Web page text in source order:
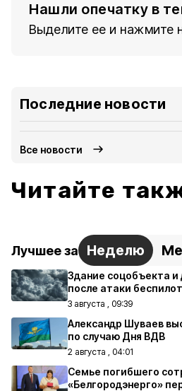
Нашли опечатку в
Выделите ее и нажмите
Последние новости
Все новости
Читайте
Лучшее за Неделю
Здание соцобъекта и
после атаки
3 августа , 09:39
Александр Шуваев
по случаю Дня ВДВ
2 августа , 04:01
Семье погибшего
«Белгородэнерго»